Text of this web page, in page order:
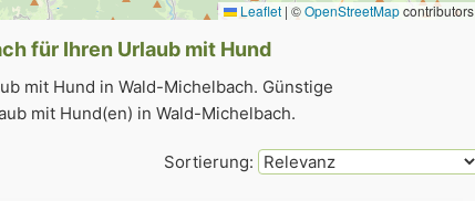
Leaflet | ©OpenStreetMapcontributors
für Ihren Urlaub mit Hund
mit Hund in Wald-Michelbach. Günstige
mit Hund(en) in Wald-Michelbach.
Sortierung: